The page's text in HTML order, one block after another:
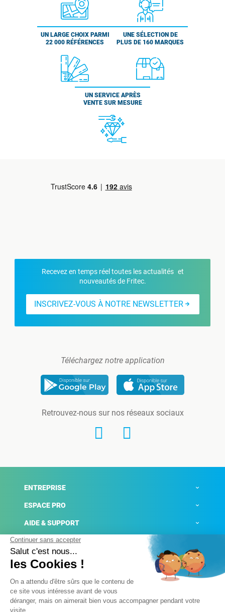
UN LARGE CHOIX PARMI
22 000 RÉFÉRENCES
UNE SÉLECTION DE
PLUS DE 160 MARQUES
UN SERVICE APRÈS
VENTE SUR MESURE
Recevez en temps réel toutes les actualités et
nouveautés de Fritec.
INSCRIVEZ-VOUS À NOTRE NEWSLETTER
Téléchargez notre application
Retrouvez-nous sur nos réseaux sociaux
ENTREPRISE
ESPACE PRO
AIDE & SUPPORT
ACTUALITÉS
Mentions légales